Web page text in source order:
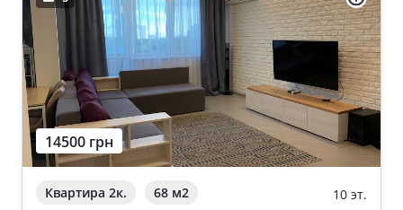
14500 грн
Квартира 2к. 68 м2 10 эт.